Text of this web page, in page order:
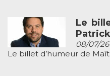
Le
08/07/26
Le billet d’humeur de